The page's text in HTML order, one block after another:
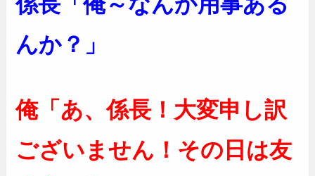
んか？」
俺「あ、係長！大変申し訳
ございません！その日は友